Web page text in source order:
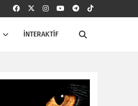
İNTERAKTİF